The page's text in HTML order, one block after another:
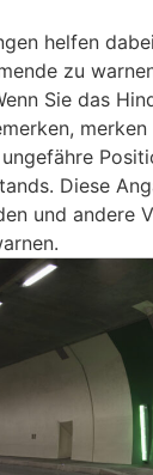
helfen
zu
Sie das
merken
Diese
und andere